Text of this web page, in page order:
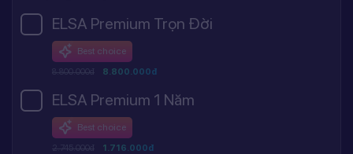
ELSA Premium Trọn Đời
Best choice
8.800.000đ 8.800.000đ
ELSA Premium 1 Năm
Best choice
2.745.000đ 1.716.000đ